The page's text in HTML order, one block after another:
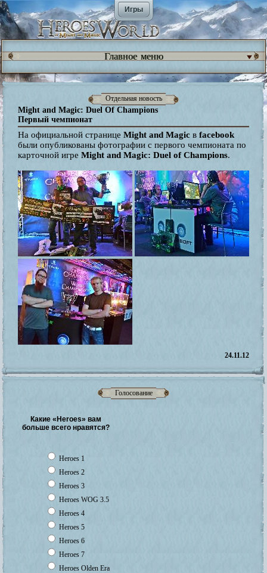
Игры
Голосование
Какие «Heroes» вам
больше всего нравятся?
Heroes 1
Heroes 2
Heroes 3
Heroes WOG 3.5
Heroes 4
Heroes 5
Heroes 6
Heroes 7
Heroes Olden Era
Главное меню
Отдельная новость
Might and Magic: Duel Of Champions
Первый чемпионат
На официальной странице Might and Magic в facebook
были опубликованы фотографии с первого чемпионата по
карточной игре Might and Magic: Duel of Champions.
24.11.12